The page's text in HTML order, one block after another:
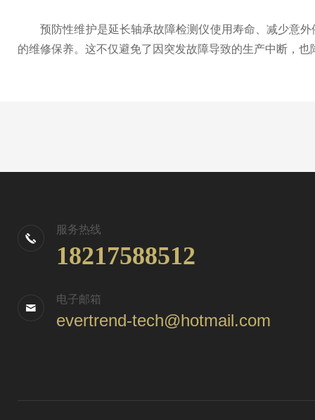
预防性维护是延长轴承故障检测仪使用寿命、减少意外
的维修保养。这不仅避免了因突发故障导致的生产中断，
服务热线
18217588512
电子邮箱
evertrend-tech@hotmail.com